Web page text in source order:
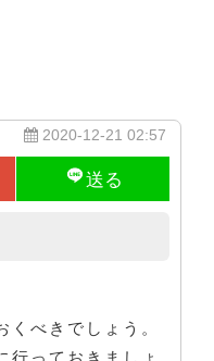
2020-12-21 02:57
くべきでしょう。
行っておきましょ